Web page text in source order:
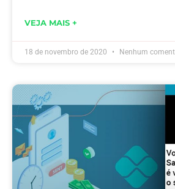
VEJA MAIS +
18 de novembro de 2020 Nenhum